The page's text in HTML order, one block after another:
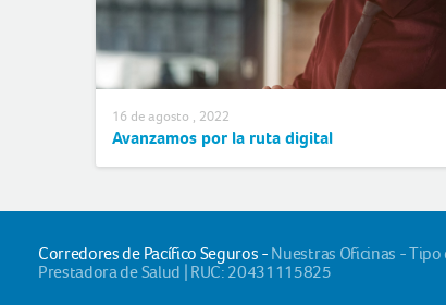
16 de agosto , 2022
Avanzamos por la ruta digital
Corredores de Pacífico Seguros - Nuestras Oficinas - Tipo
Prestadora de Salud | RUC: 20431115825